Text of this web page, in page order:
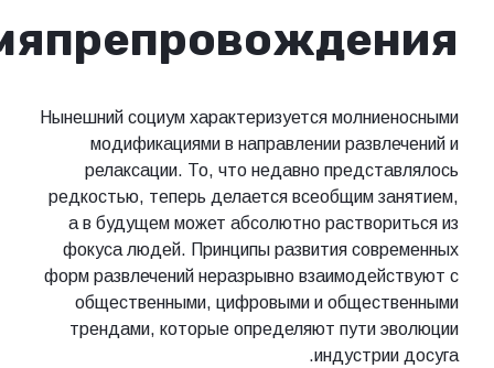
Нынешний социум характеризуется
модификациями в направлении
релаксации. То, что недавно
редкостью, теперь делается всеобщим
а в будущем может абсолютно
фокуса людей. Принципы развития
форм развлечений неразрывно
общественными, цифровыми и
трендами, которые определяют пути